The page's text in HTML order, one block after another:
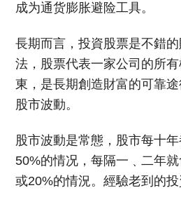
成为通货膨胀避险工具。
長期而言，投資股票是不錯
法， 股票代表一家公司的所
東， 是長期創造財富的可靠
股市波動。
股市波動是常態，股市每十
50%的情况，每隔一﹑二年
或20%的情況。經驗老到的投